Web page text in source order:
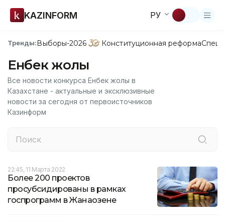
KAZINFORM РУ
Тренды:Выборы-2026 Конституционная реформа
Енбек жолы
Все новости конкурса Енбек жолы в
Казахстане - актуальные и эксклюзивные
новости за сегодня от первоисточников
Казинформ
22:45, 11 Марта 2022
Более 200 проектов
просубсидированы в рамках
госпрограмм в Жанаозене